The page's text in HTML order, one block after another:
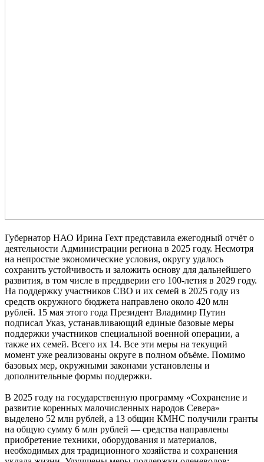
Губернатор НАО Ирина Гехт представила ежегодный отчёт о
деятельности Администрации региона в 2025 году. Несмотря
на непростые экономические условия, округу удалось
сохранить устойчивость и заложить основу для дальнейшего
развития, в том числе в преддверии его 100‑летия в 2029 году.
На поддержку участников СВО и их семей в 2025 году из
средств окружного бюджета направлено около 420 млн
рублей. 15 мая этого года Президент Владимир Путин
подписал Указ, устанавливающий единые базовые меры
поддержки участников специальной военной операции, а
также их семей. Всего их 14. Все эти меры на текущий
момент уже реализованы округе в полном объёме. Помимо
базовых мер, окружными законами установлены и
дополнительные формы поддержки.
В 2025 году на государственную программу «Сохранение и
развитие коренных малочисленных народов Севера»
выделено 52 млн рублей, а 13 общин КМНС получили гранты
на общую сумму 6 млн рублей — средства направлены
приобретение техники, оборудования и материалов,
необходимых для традиционного хозяйства и сохранения